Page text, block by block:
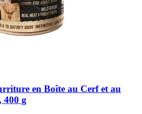
en Boîte au Cerf et au
400 g